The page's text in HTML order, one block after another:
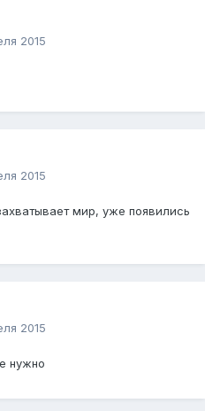
2015
2015
мир, уже появились
2015
нужно